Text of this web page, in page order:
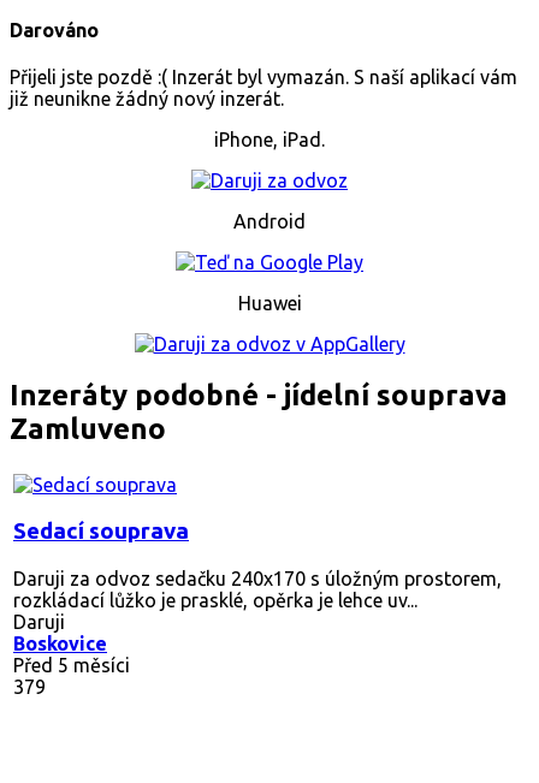
Darováno
Přijeli jste pozdě :( Inzerát byl vymazán. S naší aplikací vám
již neunikne žádný nový inzerát.
iPhone, iPad.
Android
Huawei
Inzeráty podobné - jídelní souprava
Zamluveno
Sedací souprava
Daruji za odvoz sedačku 240x170 s úložným prostorem,
rozkládací lůžko je prasklé, opěrka je lehce uv...
Daruji
Boskovice
Před 5 měsíci
379